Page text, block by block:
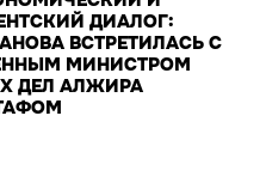
ДИАЛОГ:
ВСТРЕТИЛАСЬ С
МИНИСТРОМ
ДЕЛ АЛЖИРА